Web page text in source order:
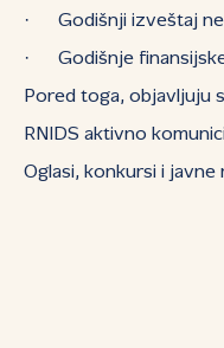
· Godišnji izveštaj
· Godišnje finansijske
Pored toga, objavljuju
RNIDS aktivno
Oglasi, konkursi i javne